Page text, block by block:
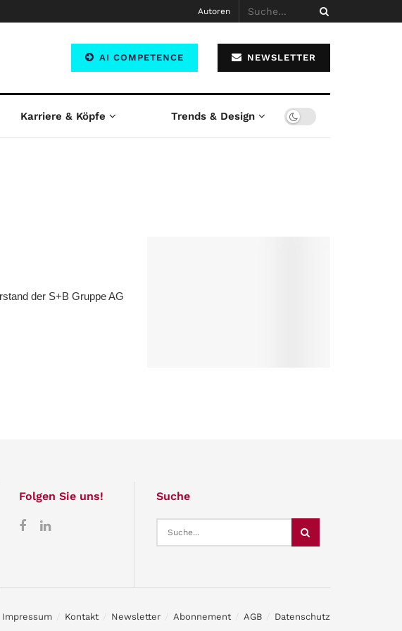
Autoren
AI COMPETENCE NEWSLETTER
Karriere & Köpfe Trends & Design
der S+B Gruppe AG
Folgen Sie uns! Suche
Impressum Kontakt Newsletter Abonnement AGB Datenschutz